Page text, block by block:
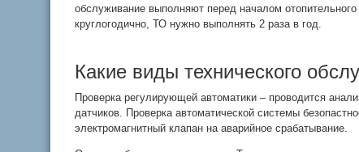
обслуживание выполняют перед началом
круглогодично, ТО нужно выполнять 2 раза в год.
Какие виды технического
Проверка регулирующей автоматики – проводится
датчиков. Проверка автоматической системы
электромагнитный клапан на аварийное срабатывание.